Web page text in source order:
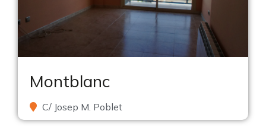
Montblanc
C/ Josep M. Poblet